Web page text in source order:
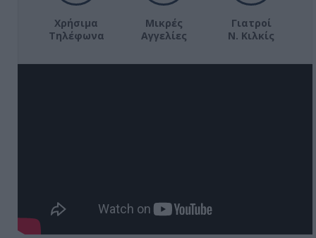
Χρήσιμα
Τηλέφωνα
Μικρές
Αγγελίες
Γιατροί
Ν. Κιλκίς